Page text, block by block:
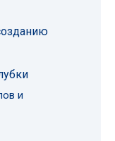
и